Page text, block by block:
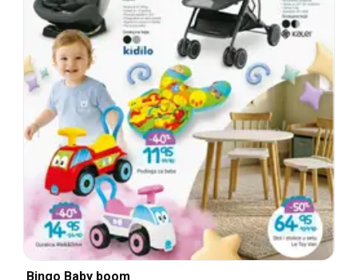
Bingo Baby boom